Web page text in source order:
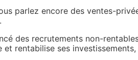
parlez encore des ventes-
des recrutements non-
et rentabilise ses